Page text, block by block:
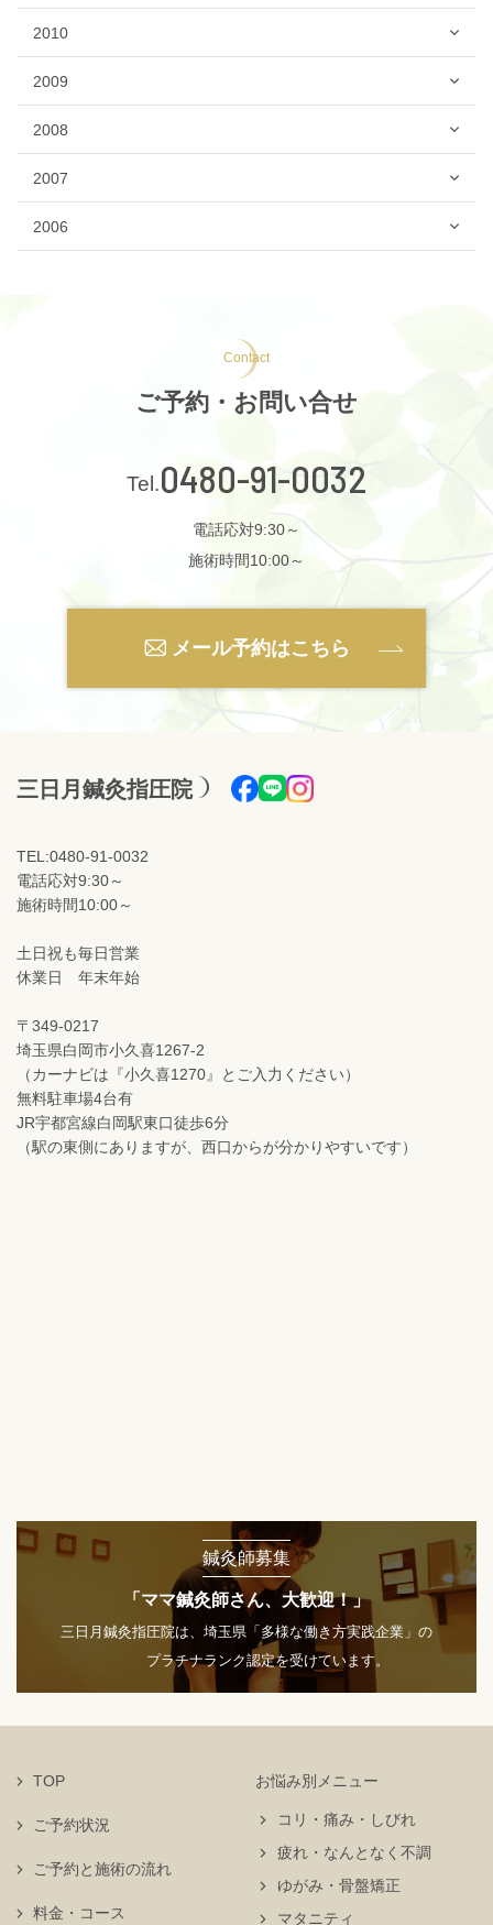
2010
2009
2008
2007
2006
Contact
ご予約・お問い合せ
0480-91-0032
電話応対9:30～
施術時間10:00～
メール予約はこちら
三日月鍼灸指圧院
TEL:0480-91-0032
電話応対9:30～
施術時間10:00～
土日祝も毎日営業
休業日 年末年始
〒349-0217
埼玉県白岡市小久喜1267-2
（カーナビは『小久喜1270』とご入力ください）
無料駐車場4台有
JR宇都宮線白岡駅東口徒歩6分
（駅の東側にありますが、西口からが分かりやすいです）
鍼灸師募集
「ママ鍼灸師さん、大歓迎！」
三日月鍼灸指圧院は、埼玉県「多様な働き方実践企業」の
プラチナランク認定を受けています。
TOP
ご予約状況
お悩み別メニュー
コリ・痛み・しびれ
疲れ・なんとなく不調
ゆがみ・骨盤矯正
マタニティ
ご予約と施術の流れ
料金・コース